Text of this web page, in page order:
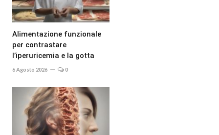
Alimentazione funzionale
per contrastare
l’iperuricemia e la gotta
6 Agosto 2026 0